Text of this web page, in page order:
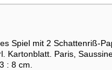
Spiel mit 2 Schattenriß-
Kartonblatt. Paris,
: 8 cm.